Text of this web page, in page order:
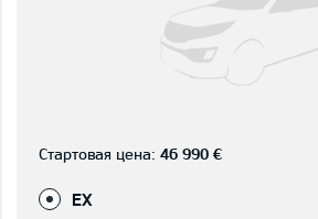
Стартовая цена: 46 990 €
EX